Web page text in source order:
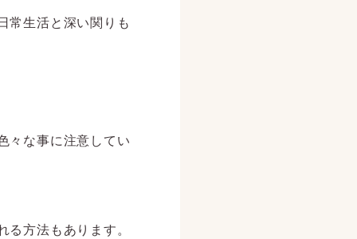
常生活と深い関りも
々な事に注意してい
方法もあります。